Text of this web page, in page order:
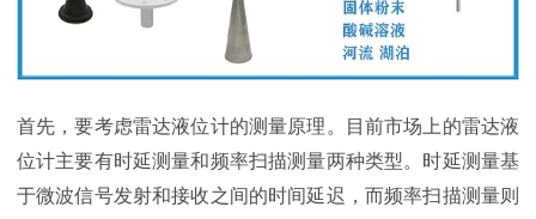
首先，要考虑雷达液位计的测量原理。目前市场上的雷达液
位计主要有时延测量和频率扫描测量两种类型。时延测量基
于微波信号发射和接收之间的时间延迟，而频率扫描测量则